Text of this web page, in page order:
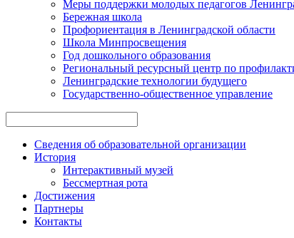
Меры поддержки молодых педагогов
Бережная школа
Профориентация в Ленинградской области
Школа Минпросвещения
Год дошкольного образования
Региональный ресурсный центр по
Ленинградские технологии будущего
Государственно-общественное управление
Сведения об образовательной организации
История
Интерактивный музей
Бессмертная рота
Достижения
Партнеры
Контакты